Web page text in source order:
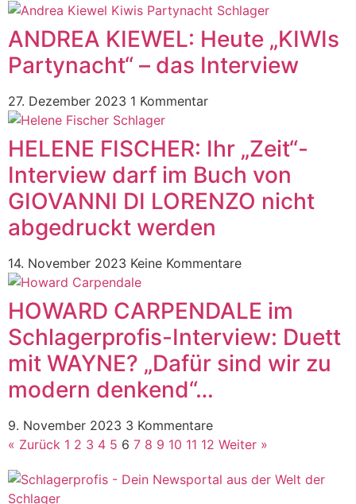
ANDREA KIEWEL: Heute „KIWIs
Partynacht“ – das Interview
27. Dezember 2023 1 Kommentar
HELENE FISCHER: Ihr „Zeit“-
Interview darf im Buch von
GIOVANNI DI LORENZO nicht
abgedruckt werden
14. November 2023 Keine Kommentare
HOWARD CARPENDALE im
Schlagerprofis-Interview: Duett
mit WAYNE? „Dafür sind wir zu
modern denkend“…
9. November 2023 3 Kommentare
« Zurück 1 2 3 4 5 6 7 8 9 10 11 12 Weiter »